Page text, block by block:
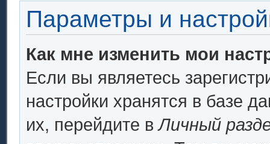
Параметры и
Как мне изменить мои
Если вы являетесь
настройки хранятся в базе
их, перейдите вЛичный